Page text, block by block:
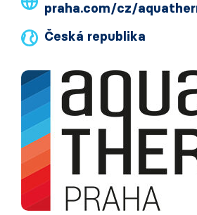
praha.com/cz/
Česká republika